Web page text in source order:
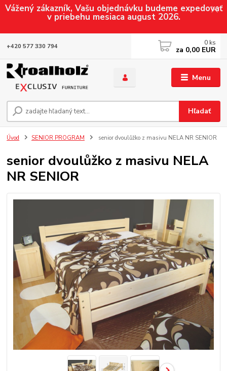
Vážený zákazník, Vašu objednávku budeme expedovať
v priebehu mesiaca august 2026.
Menu
Hľadať
+420 577 330 794 0 ks
za 0,00 EUR
Úvod SENIOR PROGRAM senior dvoulůžko z masivu NELA NR SENIOR
senior dvoulůžko z masivu NELA
NR SENIOR